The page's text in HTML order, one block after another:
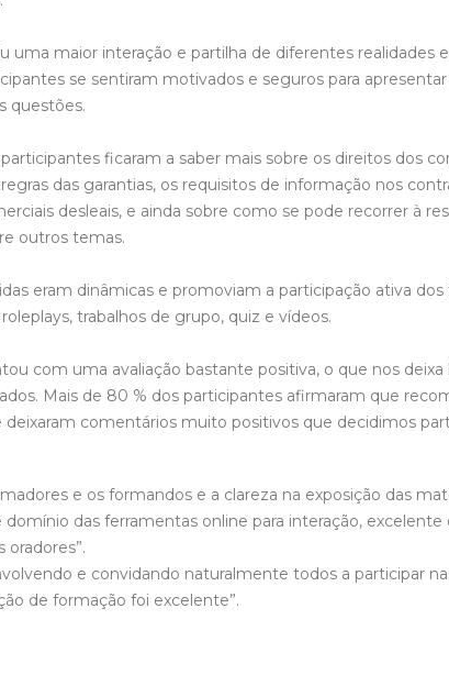
uma maior interação e partilha de diferentes realidades
se sentiram motivados e seguros para
questões.
ficaram a saber mais sobre os direitos dos
das garantias, os requisitos de informação nos
desleais, e ainda sobre como se pode recorrer à
outros temas.
eram dinâmicas e promoviam a participação ativa
trabalhos de grupo, quiz e vídeos.
com uma avaliação bastante positiva, o que nos
Mais de 80 % dos participantes afirmaram que
deixaram comentários muito positivos que decidimos
e os formandos e a clareza na exposição das
domínio das ferramentas online para interação,
oradores”.
e convidando naturalmente todos a participar
de formação foi excelente”.